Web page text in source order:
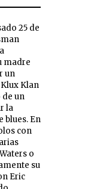
25 de
madre
un
Klan
de un
la
blues. En
con
o
su
Eric